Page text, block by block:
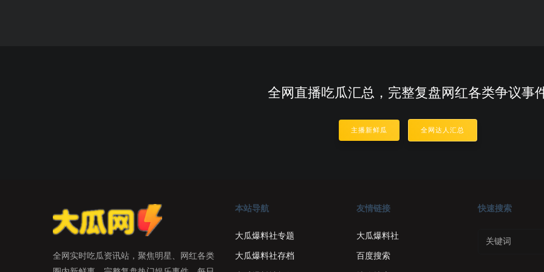
全网直播吃瓜汇总，完整复盘网红各类争议事
主播新鲜瓜 全网达人汇总
全网实时吃瓜资讯站，聚焦明星、网红各类
本站导航
大瓜爆料社专题
大瓜爆料社存档
友情链接
大瓜爆料社
百度搜索
快速搜索